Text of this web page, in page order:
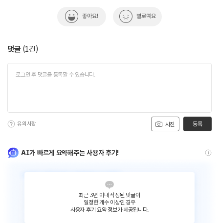
좋아요! 별로예요
댓글 (1건)
사진
유의사항 등록
AI가 빠르게 요약해주는 사용자 후기!
최근 3년 이내 작성된 댓글이
일정한 개수 이상인 경우
사용자 후기 요약 정보가 제공됩니다.